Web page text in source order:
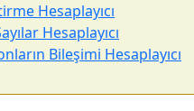
Hesaplayıcı
Hesaplayıcı
Bileşimi Hesaplayıcı